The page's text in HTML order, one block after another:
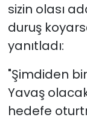
sizin olası
duruş
yanıtladı:
"Şimdiden
Yavaş
hedefe